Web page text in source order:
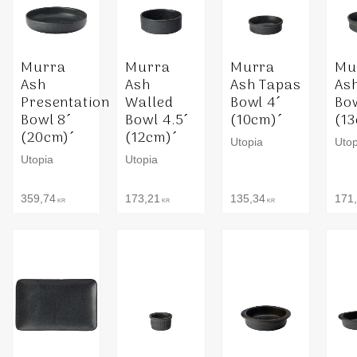
Murra
Ash
Presentation
Bowl 8´
(20cm)´
Utopia
359,74 KR
Murra
Ash
Walled
Bowl 4.5´
(12cm)´
Utopia
173,21 KR
Murra
Ash Tapas
Bowl 4´
(10cm)´
Utopia
135,34KR